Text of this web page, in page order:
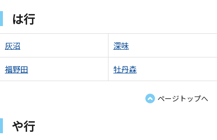
は行
灰沼 深味
福野田 牡丹森
ページトップへ
や行